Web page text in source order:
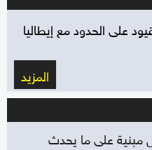
على الحدود مع إيطاليا
المزيد
مبنية على ما يحدث